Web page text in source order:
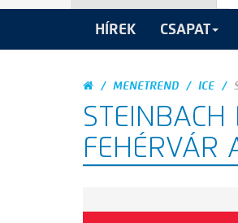
HÍREK CSAPAT
MENETREND ICE
FEHÉRVÁR